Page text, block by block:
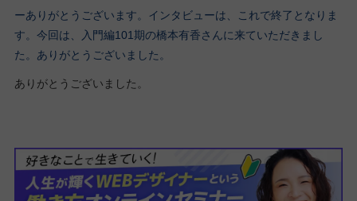
ーありがとうございます。インタビューは、これで終了となりま
す。今回は、入門編101期の橋本有香さんに来ていただきまし
た。ありがとうございました。
ありがとうございました。